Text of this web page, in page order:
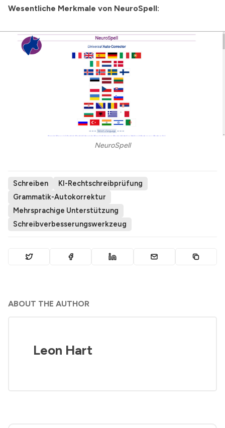
Wesentliche Merkmale von NeuroSpell:
NeuroSpell
Schreiben
KI-Rechtschreibprüfung
Grammatik-Autokorrektur
Mehrsprachige Unterstützung
Schreibverbesserungswerkzeug
ABOUT THE AUTHOR
Leon Hart